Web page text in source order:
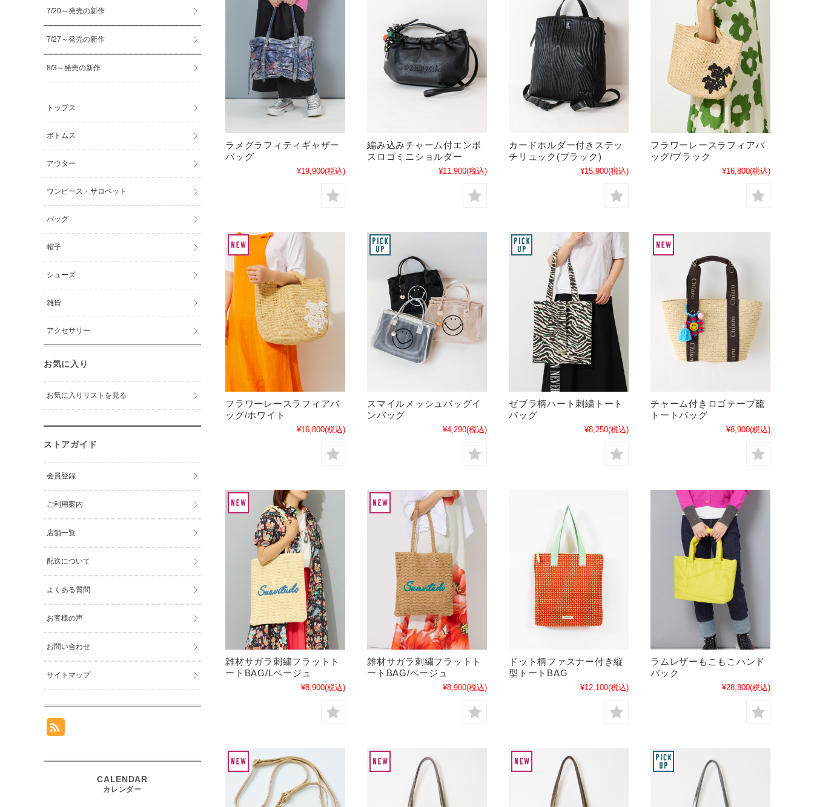
ラメグラフィティギャザー
バッグ
¥19,900(税込)
編み込みチャーム付エンボ
スロゴミニショルダー
¥11,900(税込)
カードホルダー付きステッ
チリュック(ブラック)
¥15,900(税込)
フラワーレースラフィアバ
ッグ/ブラック
¥16,800(税込)
フラワーレースラフィアバ
ッグ/ホワイト
¥16,800(税込)
スマイルメッシュバッグイ
ンバッグ
¥4,290(税込)
ゼブラ柄ハート刺繍トート
バッグ
¥8,250(税込)
チャーム付きロゴテープ籠
トートバッグ
¥8,900(税込)
雑材サガラ刺繍フラットト
ートBAG/Lベージュ
¥8,900(税込)
雑材サガラ刺繍フラットト
ートBAG/ベージュ
¥8,900(税込)
ドット柄ファスナー付き縦
型トートBAG
¥12,100(税込)
ラムレザーもこもこハンド
バック
¥28,800(税込)
7/20～発売の新作
7/27～発売の新作
8/3～発売の新作
トップス
ボトムス
アウター
ワンピース・サロペット
バッグ
帽子
シューズ
雑貨
アクセサリー
お気に入り
お気に入りリストを見る
ストアガイド
会員登録
ご利用案内
店舗一覧
配送について
よくある質問
お客様の声
お問い合わせ
サイトマップ